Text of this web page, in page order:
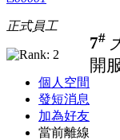
正式員工
個人空間
發短消息
加為好友
當前離線
7#
開